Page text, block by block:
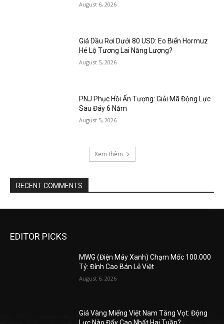
August 6, 2026
Giá Dầu Rơi Dưới 80 USD: Eo Biển Hormuz
Hé Lộ Tương Lai Năng Lượng?
August 5, 2026
PNJ Phục Hồi Ấn Tượng: Giải Mã Động Lực
Sau Đáy 6 Năm
August 5, 2026
Xem thêm
RECENT COMMENTS
EDITOR PICKS
MWG (Điện Máy Xanh) Chạm Mốc 100.000
Tỷ: Đỉnh Cao Bán Lẻ Việt
August 6, 2026
Giá Vàng Miếng Việt Nam Tăng Vọt: Động